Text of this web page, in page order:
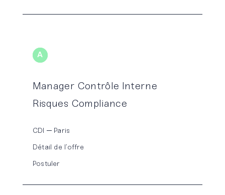
A UDIT
Manager Contrôle Interne
Risques Compliance
CDI Paris
Détail de l’offre
Postuler